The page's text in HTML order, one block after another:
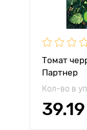
Томат
Партнер
Кол-во в
39.19